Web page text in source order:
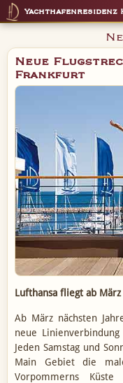
Yachthafenresidenz
Neue
Frankfurt
Lufthansa fliegt ab
Ab März nächsten
neue
Jeden Samstag und
Main Gebiet die
Vorpommerns